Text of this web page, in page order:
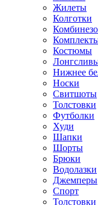
Жилеты
Колготки
Костюмы
Нижнее
Носки
Свитшоты
Толстовки
Футболки
Худи
Шапки
Шорты
Брюки
Водолазки
Джемперы
Спорт
Толстовки